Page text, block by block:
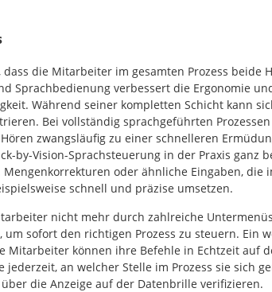
die Mitarbeiter im gesamten Prozess beide
Sprachbedienung verbessert die Ergonomie
Während seiner kompletten Schicht kann
Bei vollständig sprachgeführten
zwangsläufig zu einer schnelleren
by-Vision-Sprachsteuerung in der Praxis ganz
oder ähnliche Eingaben, die
schnell und präzise umsetzen.
nicht mehr durch zahlreiche
sofort den richtigen Prozess zu steuern. Ein
Mitarbeiter können ihre Befehle in Echtzeit auf
an welcher Stelle im Prozess sie sich
die Anzeige auf der Datenbrille verifizieren.